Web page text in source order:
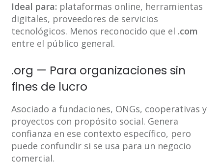
Ideal para: plataformas online, herramientas
digitales, proveedores de servicios
tecnológicos. Menos reconocido que el .com
entre el público general.
.org — Para organizaciones sin
fines de lucro
Asociado a fundaciones, ONGs, cooperativas y
proyectos con propósito social. Genera
confianza en ese contexto específico, pero
puede confundir si se usa para un negocio
comercial.